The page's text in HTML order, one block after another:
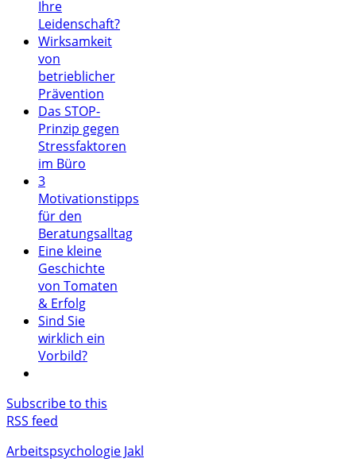
Ihre
Leidenschaft?
Wirksamkeit
von
betrieblicher
Prävention
Das STOP-
Prinzip gegen
Stressfaktoren
im Büro
3
Motivationstipps
für den
Beratungsalltag
Eine kleine
Geschichte
von Tomaten
& Erfolg
Sind Sie
wirklich ein
Vorbild?
Subscribe to this
RSS feed
Arbeitspsychologie Jakl